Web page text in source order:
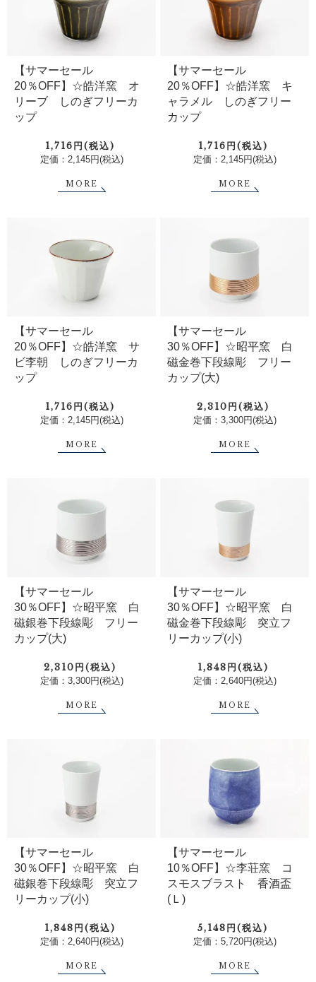
【サマーセール
20％OFF】☆皓洋窯 オ
リーブ しのぎフリーカ
ップ
1,716円(税込)
定価：2,145円(税込)
MORE
【サマーセール
20％OFF】☆皓洋窯 キ
ャラメル しのぎフリー
カップ
1,716円(税込)
定価：2,145円(税込)
MORE
【サマーセール
20％OFF】☆皓洋窯 サ
ビ李朝 しのぎフリーカ
ップ
1,716円(税込)
定価：2,145円(税込)
MORE
【サマーセール
30％OFF】☆昭平窯 白
磁金巻下段線彫 フリー
カップ(大)
2,310円(税込)
定価：3,300円(税込)
MORE
【サマーセール
30％OFF】☆昭平窯 白
磁銀巻下段線彫 フリー
カップ(大)
2,310円(税込)
定価：3,300円(税込)
MORE
【サマーセール
30％OFF】☆昭平窯 白
磁金巻下段線彫 突立フ
リーカップ(小)
1,848円(税込)
定価：2,640円(税込)
MORE
【サマーセール
30％OFF】☆昭平窯 白
磁銀巻下段線彫 突立フ
リーカップ(小)
1,848円(税込)
定価：2,640円(税込)
MORE
【サマーセール
10％OFF】☆李荘窯 コ
スモスブラスト 香酒盃
(Ｌ)
5,148円(税込)
定価：5,720円(税込)
MORE